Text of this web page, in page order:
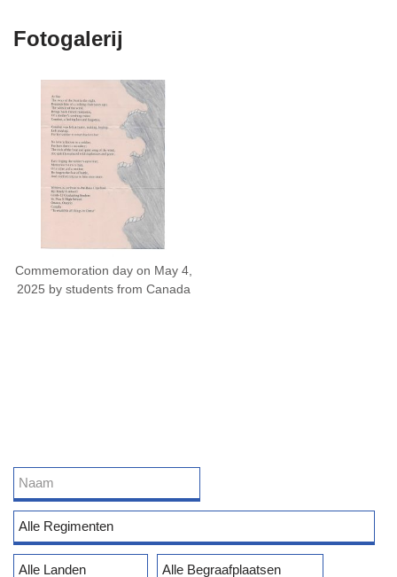
Fotogalerij
Commemoration day on May 4,
2025 by students from Canada